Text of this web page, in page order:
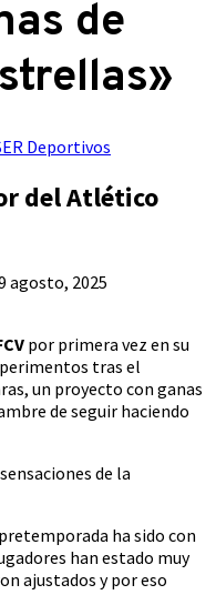
de
Deportivos
del Atlético
agosto, 2025
por primera vez en su
tras el
un proyecto con ganas
de seguir haciendo
de la
ha sido con
han estado muy
ajustados y por eso